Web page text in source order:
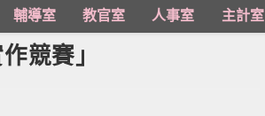
輔導室 教官室 人事室 主計室
競賽」